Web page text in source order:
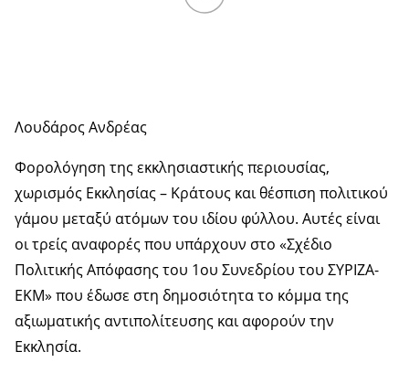
Λουδάρος Ανδρέας
Φορολόγηση της εκκλησιαστικής περιουσίας,
χωρισμός Εκκλησίας – Κράτους και θέσπιση πολιτικού
γάμου μεταξύ ατόμων του ιδίου φύλλου. Αυτές είναι
οι τρείς αναφορές που υπάρχουν στο «Σχέδιο
Πολιτικής Απόφασης του 1ου Συνεδρίου του ΣΥΡΙΖΑ-
ΕΚΜ» που έδωσε στη δημοσιότητα το κόμμα της
αξιωματικής αντιπολίτευσης και αφορούν την
Εκκλησία.